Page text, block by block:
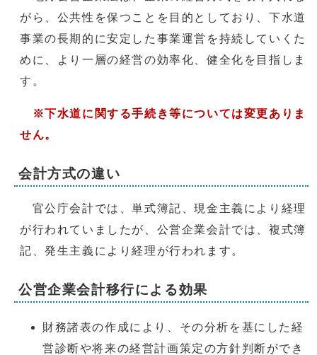
がら、公共性を保つことを目的としており、下水道
事業の長期的に安定した事業運営を持続していくた
めに、より一層の経営の効率化、健全化を目指しま
す。
※下水道に関する手続き等については変更ありま
せん。
会計方式の違い
官公庁会計では、単式簿記、現金主義により経理
が行われていましたが、公営企業会計では、複式簿
記、発生主義により経理が行われます。
公営企業会計移行による効果
財務諸表の作成により、その分析を基にした経
営診断や将来の経営計画策定の方針判断ができ